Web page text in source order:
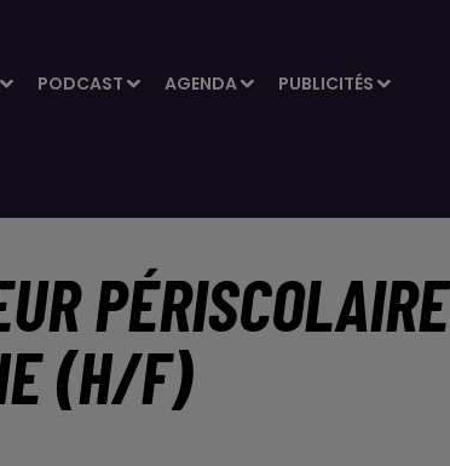
PODCAST AGENDA PUBLICITÉS
PÉRISCOLAIRE
(H/F)